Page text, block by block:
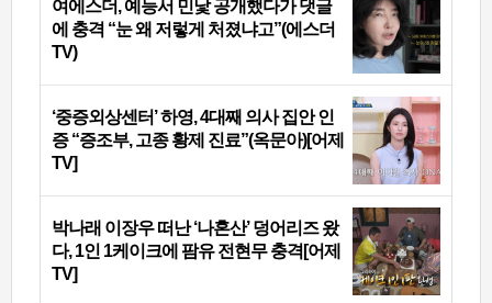
여에스더, 예능서 민낯 공개했다가 댓글
에 충격 “눈 왜 저렇게 처졌냐고”(에스더
TV)
‘중증외상센터’ 하영, 4대째 의사 집안 인
증 “증조부, 고종 황제 진료”(옥문아)[어제
TV]
박나래 이장우 떠난 ‘나혼산’ 덩어리즈 왔
다, 1인 1케이크에 팜유 전현무 충격[어제
TV]